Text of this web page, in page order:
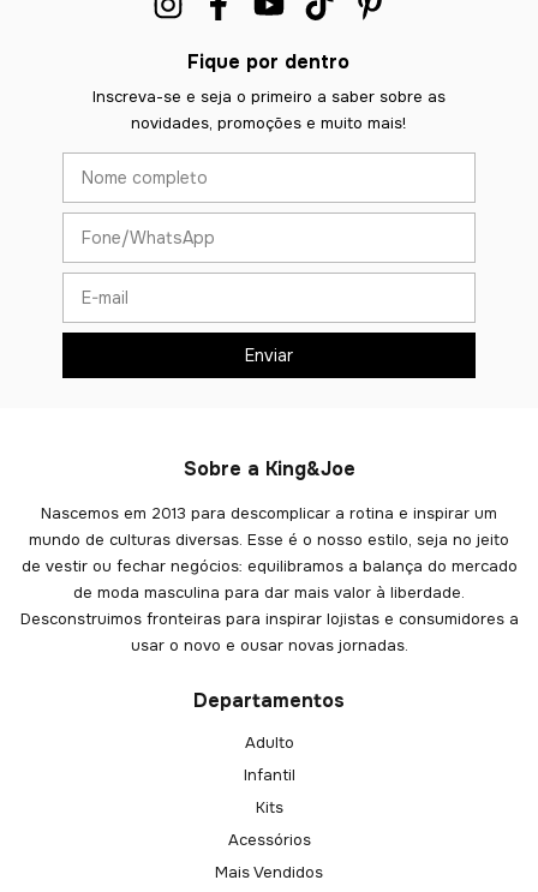
Fique por dentro
Inscreva-se e seja o primeiro a saber sobre as
novidades, promoções e muito mais!
Sobre a King&Joe
Nascemos em 2013 para descomplicar a rotina e inspirar um
mundo de culturas diversas. Esse é o nosso estilo, seja no jeito
de vestir ou fechar negócios: equilibramos a balança do mercado
de moda masculina para dar mais valor à liberdade.
Desconstruimos fronteiras para inspirar lojistas e consumidores a
usar o novo e ousar novas jornadas.
Departamentos
Adulto
Infantil
Kits
Acessórios
Mais Vendidos